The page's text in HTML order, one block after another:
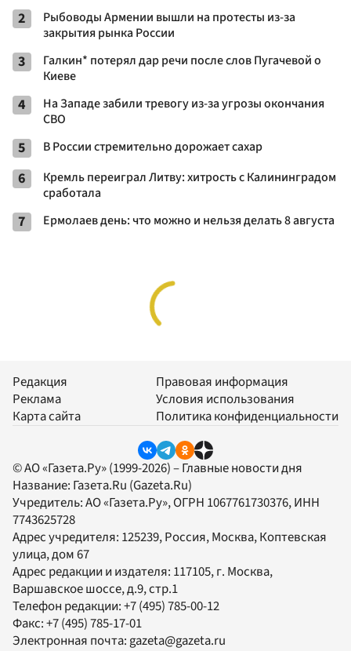
2
Рыбоводы Армении вышли на протесты из-за
закрытия рынка России
3
Галкин* потерял дар речи после слов Пугачевой о
Киеве
4
На Западе забили тревогу из-за угрозы окончания
СВО
5 В России стремительно дорожает сахар
6
Кремль переиграл Литву: хитрость с Калининградом
сработала
7 Ермолаев день: что можно и нельзя делать 8 августа
Редакция
Реклама
Карта сайта
Правовая информация
Условия использования
Политика конфиденциальности
© АО «Газета.Ру» (1999-2026) – Главные новости дня
Название: Газета.Ru (Gazeta.Ru)
Учредитель:АО «Газета.Ру», ОГРН 1067761730376, ИНН
7743625728
Адрес учредителя: 125239, Россия, Москва, Коптевская
улица, дом 67
Адрес редакции и издателя: 117105, г. Москва,
Варшавское шоссе, д.9, стр.1
Телефон редакции:+7 (495) 785-00-12
Факс:+7 (495) 785-17-01
Электронная почта: gazeta@gazeta.ru